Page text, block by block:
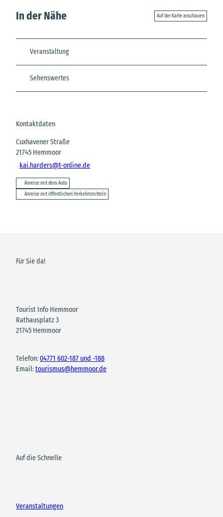
In der Nähe Auf der Karte anschauen
Veranstaltung
Sehenswertes
Kontaktdaten
Cuxhavener Straße
21745 Hemmoor
kai.harders@t-online.de
Anreise mit dem Auto
Anreise mit öffentlichen Verkehrsmitteln
Für Sie da!
Tourist Info Hemmoor
Rathausplatz 3
21745 Hemmoor
Telefon:04771 602-187 und -188
Email:tourismus@hemmoor.de
Auf die Schnelle
Veranstaltungen